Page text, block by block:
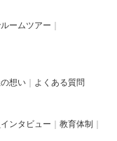
ームツアー
想い よくある質問
ンタビュー
教育体制